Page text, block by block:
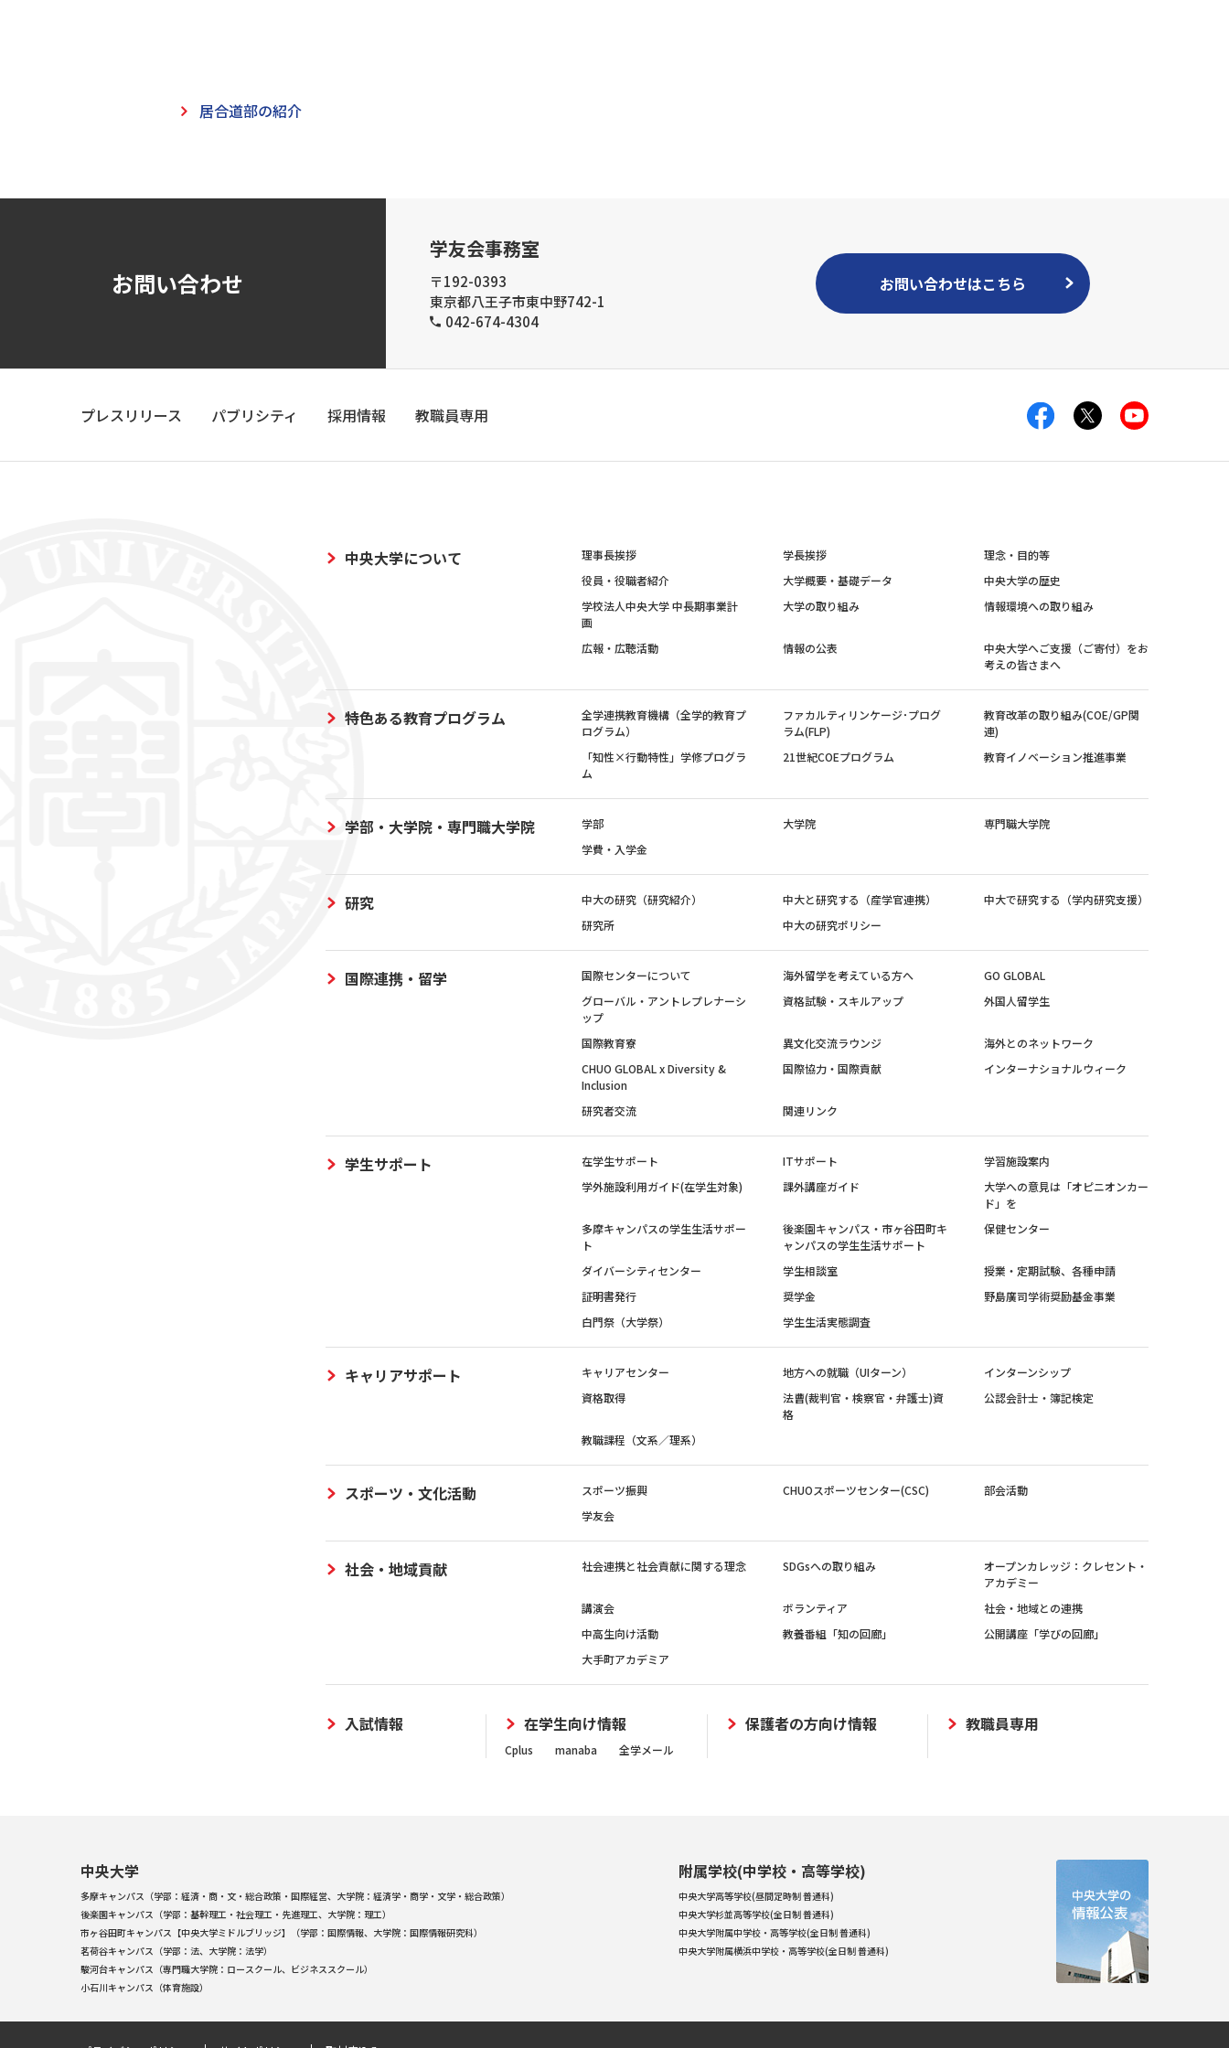
居合道部の紹介
お問い合わせ
学友会事務室
〒192-0393
東京都八王子市東中野742-1
042-674-4304
お問い合わせはこちら
プレスリリース パブリシティ 採用情報 教職員専用
中央大学について 理事長挨拶 学長挨拶
理念・目的等
役員・役職者紹介
大学概要・基礎データ
中央大学の歴史
学校法人中央大学 中長期事業計
画
大学の取り組み 情報環境への取り組み
広報・広聴活動 情報の公表
中央大学へご支援（ご寄付）をお
考えの皆さまへ
特色ある教育プログラム
全学連携教育機構（全学的教育プ
ログラム）
ファカルティリンケージ･プログ
ラム(FLP)
教育改革の取り組み(COE/GP関
連)
「知性×行動特性」学修プログラ
ム
21世紀COEプログラム 教育イノベーション推進事業
学部・大学院・専門職大学院 学部 大学院
専門職大学院
学費・入学金
研究 中大の研究（研究紹介） 中大と研究する（産学官連携）
中大で研究する（学内研究支援）
研究所
中大の研究ポリシー
国際連携・留学 国際センターについて 海外留学を考えている方へ
GO GLOBAL
グローバル・アントレプレナーシ
ップ
資格試験・スキルアップ 外国人留学生
国際教育寮 異文化交流ラウンジ
海外とのネットワーク
CHUO GLOBAL x Diversity &
Inclusion
国際協力・国際貢献 インターナショナルウィーク
研究者交流 関連リンク
学生サポート 在学生サポート ITサポート
学習施設案内
学外施設利用ガイド(在学生対象)
課外講座ガイド
大学への意見は「オピニオンカー
ド」を
多摩キャンパスの学生生活サポー
ト
後楽園キャンパス・市ヶ谷田町キ
ャンパスの学生生活サポート
保健センター
ダイバーシティセンター 学生相談室
授業・定期試験、各種申請
証明書発行
奨学金
野島廣司学術奨励基金事業
白門祭（大学祭）
学生生活実態調査
キャリアサポート キャリアセンター 地方への就職（UIターン）
インターンシップ
資格取得
法曹(裁判官・検察官・弁護士)資
格
公認会計士・簿記検定
教職課程（文系／理系）
スポーツ・文化活動 スポーツ振興 CHUOスポーツセンター(CSC)
部会活動
学友会
社会・地域貢献 社会連携と社会貢献に関する理念 SDGsへの取り組み
オープンカレッジ：クレセント・
アカデミー
講演会
ボランティア
社会・地域との連携
中高生向け活動
教養番組「知の回廊」
公開講座「学びの回廊」
大手町アカデミア
入試情報 在学生向け情報
Cplus manaba 全学メール
保護者の方向け情報 教職員専用
中央大学
多摩キャンパス（学部：経済・商・文・総合政策・国際経営、大学院：経済学・商学・文学・総合政策）
後楽園キャンパス（学部：基幹理工・社会理工・先進理工、大学院：理工）
市ヶ谷田町キャンパス【中央大学ミドルブリッジ】（学部：国際情報、大学院：国際情報研究科）
茗荷谷キャンパス（学部：法、大学院：法学）
駿河台キャンパス（専門職大学院：ロースクール、ビジネススクール）
小石川キャンパス（体育施設）
附属学校(中学校・高等学校)
中央大学高等学校(昼間定時制 普通科)
中央大学杉並高等学校(全日制 普通科)
中央大学附属中学校・高等学校(全日制 普通科)
中央大学附属横浜中学校・高等学校(全日制 普通科)